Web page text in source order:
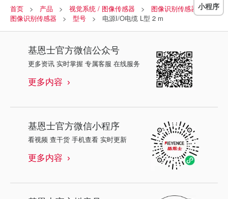
首页 产品 视觉系统 / 图像传感器
图像识别传感器
图像识别传感器
型号 电源I/O电缆 L型 2 m
基恩士官方微信公众号
更多资讯 实时掌握 专属客服 在线服务
更多内容
基恩士官方微信小程序
看视频 查干货 手机查看 实时更新
更多内容
小程序